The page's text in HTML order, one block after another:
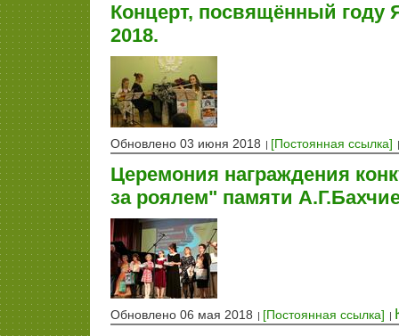
Концерт, посвящённый году
2018.
Обновлено 03 июня 2018 [Постоянная ссылка]
Церемония награждения
за роялем" памяти
Обновлено 06 мая 2018 [Постоянная ссылка]